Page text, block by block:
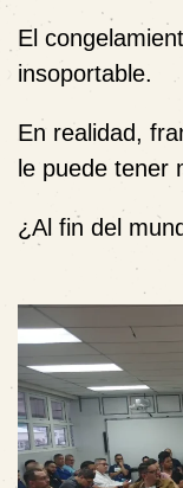
El
insoportable.
En realidad,
le puede tener
¿Al fin del